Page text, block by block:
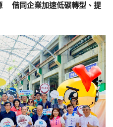
偕同企業加速低碳轉型、提